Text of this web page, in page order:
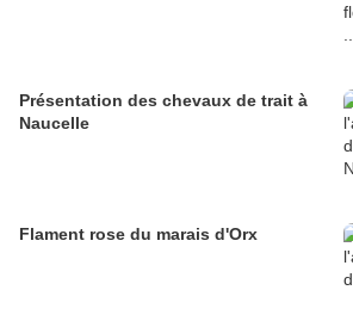
Présentation des chevaux de trait à
Naucelle
Flament rose du marais d'Orx